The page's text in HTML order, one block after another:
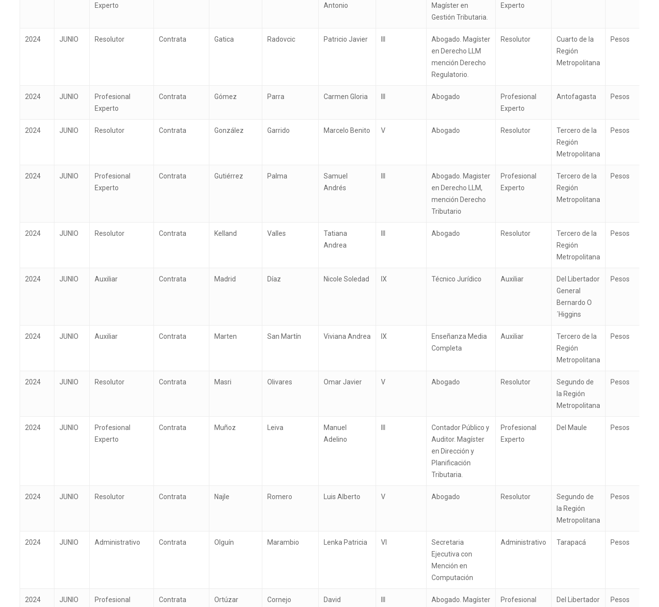
Experto
Antonio
Magíster en
Gestión Tributaria.
Experto
2024 JUNIO Resolutor Contrata Gatica Radovcic Patricio Javier
Abogado. Magíster
en Derecho LLM
mención Derecho
Regulatorio.
Resolutor
Cuarto de la
Región
Metropolitana
Pesos
2024 JUNIO
Profesional
Experto
Contrata Gómez Parra Carmen Gloria Abogado
Profesional
Experto
Antofagasta Pesos
2024 JUNIO Resolutor Contrata González Garrido Marcelo Benito V Abogado Resolutor
Tercero de la
Región
Metropolitana
Pesos
2024 JUNIO
Profesional
Experto
Contrata Gutiérrez Palma
Samuel
Andrés
Abogado. Magister
en Derecho LLM,
mención Derecho
Tributario
Profesional
Experto
Tercero de la
Región
Metropolitana
Pesos
2024 JUNIO Resolutor Contrata Kelland Valles
Tatiana
Andrea
Abogado Resolutor
Tercero de la
Región
Metropolitana
Pesos
2024 JUNIO Auxiliar Contrata Madrid Díaz Nicole Soledad IX Técnico Jurídico Auxiliar
Del Libertador
General
Bernardo O
´Higgins
Pesos
2024 JUNIO Auxiliar Contrata Marten San Martín Viviana Andrea IX
Enseñanza Media
Completa
Auxiliar
Tercero de la
Región
Metropolitana
Pesos
2024 JUNIO Resolutor Contrata Masri Olivares Omar Javier V Abogado Resolutor
Segundo de
la Región
Metropolitana
Pesos
2024 JUNIO
Profesional
Experto
Contrata Muñoz Leiva
Manuel
Adelino
Contador Público y
Auditor. Magíster
en Dirección y
Planificación
Tributaria.
Profesional
Experto
Del Maule Pesos
2024 JUNIO Resolutor Contrata Najle Romero Luis Alberto V Abogado Resolutor
Segundo de
la Región
Metropolitana
Pesos
2024 JUNIO Administrativo Contrata Olguín Marambio Lenka Patricia VI
Secretaria
Ejecutiva con
Mención en
Computación
Administrativo Tarapacá Pesos
2024 JUNIO
Profesional
Contrata Ortúzar Cornejo
David
Abogado. Magíster
Profesional
Del Libertador
Pesos